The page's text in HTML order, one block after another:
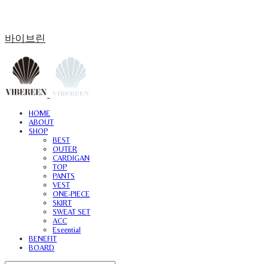
바이브린
HOME
ABOUT
SHOP
BEST
OUTER
CARDIGAN
TOP
PANTS
VEST
ONE-PIECE
SKIRT
SWEAT SET
ACC
Eseential
BENEFIT
BOARD